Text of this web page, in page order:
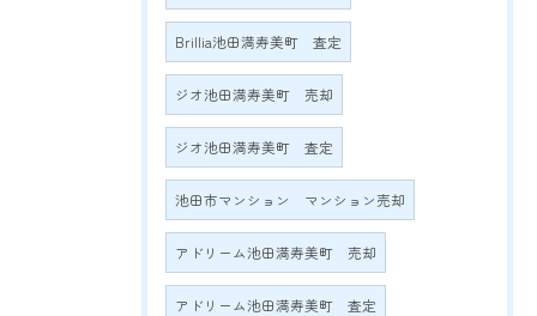
Brillia池田満寿美町 査定
ジオ池田満寿美町 売却
ジオ池田満寿美町 査定
池田市マンション マンション売却
アドリーム池田満寿美町 売却
アドリーム池田満寿美町 査定